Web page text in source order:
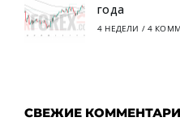
года
4 НЕДЕЛИ / 4
СВЕЖИЕ